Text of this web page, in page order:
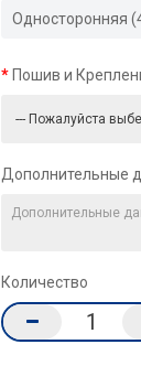
Односторонняя
Пошив и
Дополнительные
Количество